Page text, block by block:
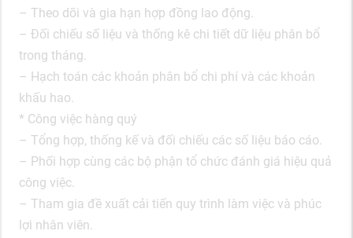
– Theo dõi và gia hạn hợp đồng lao động.
– Đối chiếu số liệu và thống kê chi tiết dữ liệu phân bổ
trong tháng.
– Hạch toán các khoản phân bổ chi phí và các khoản
khấu hao.
* Công việc hàng quý
– Tổng hợp, thống kế và đối chiếu các số liệu báo cáo.
– Phối hợp cùng các bộ phận tổ chức đánh giá hiệu quả
công việc.
– Tham gia đề xuất cải tiến quy trình làm việc và phúc
lợi nhân viên.